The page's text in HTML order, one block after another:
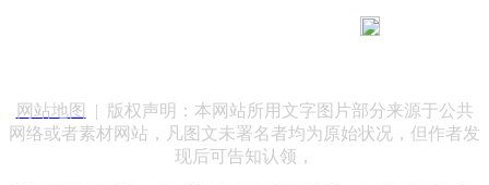
网站地图
| 版权声明：本网站所用文字图片部分来源于公共
网络或者素材网站，凡图文未署名者均为原始状况，但作者发
现后可告知认领，